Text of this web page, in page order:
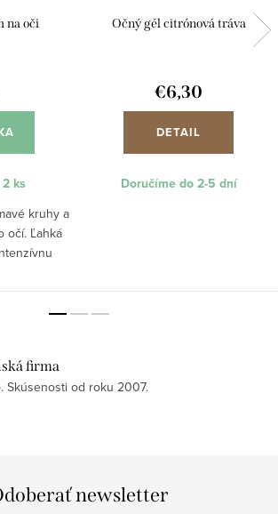
na oči
2 ks
kruhy a
očí. Ľahká
Očný gél citrónová tráva
€6,30
DETAIL
Doručíme do 2-5 dní
firma
Skúsenosti od roku 2007.
newsletter